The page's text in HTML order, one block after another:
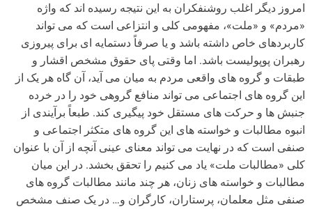
امروز دیگر اغلب روشنفکران به این نتیجه رسیده اند که واژه
«مردم» و «ملت»، مفهومی کلی و انتزاعی است که می تواند
کاربردهای خاص داشته باشد و یا صرفاً دستمایه ای برای پیروزی
رهبران پوپولیست باشد. اما وقتی پای حقوق مشخص اقشار و
طبقات و گروه های واقعی مردم به میان می آید، آن گاه هر یک از
این گروه های اجتماعی می تواند منافع گروهی خود را در خرده
جنبش ها و حرکت های مستقل خود پیگیری کند. طبعاً برآیندی از
انبوه مطالبات و خواسته های این گروه های متکثر اجتماعی و
صنفی است که در نهایت می تواند معنای عینی آنچه از آن با عنوان
کلی «مطالبات ملت» یاد می کنیم را تحقق بخشد. در این میان
مطالبات و خواسته های زنان، هر چند مانند مطالبات گروه های
صنفی مثل معلمان، پرستاران، کارگران و… در یک صنف مشخص